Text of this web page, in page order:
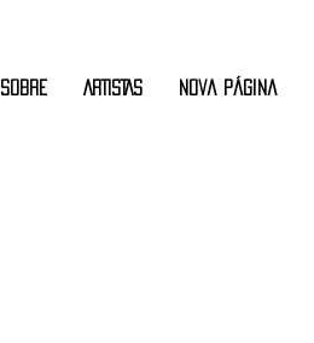
Sobre ARTISTAS Nova página